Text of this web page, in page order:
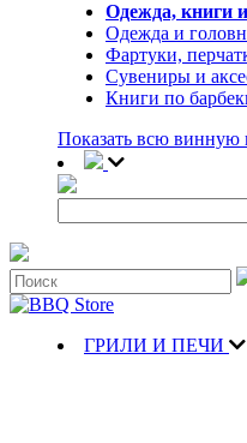
Одежда, книги
Одежда и
Фартуки,
Сувениры и
Книги по
Показать всю винную
ГРИЛИ И ПЕЧИ